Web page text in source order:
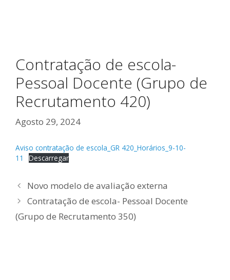
Contratação de escola-
Pessoal Docente (Grupo de
Recrutamento 420)
Agosto 29, 2024
Aviso contratação de escola_GR 420_Horários_9-10-
11
Descarregar
Novo modelo de avaliação externa
Contratação de escola- Pessoal Docente
(Grupo de Recrutamento 350)